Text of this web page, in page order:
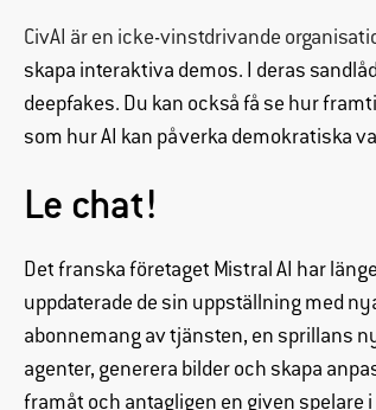
CivAI är en icke-vinstdrivande
skapa interaktiva demos. I deras
deepfakes. Du kan också få se hur
som hur AI kan påverka demokratiska
Le chat!
Det franska företaget Mistral AI har
uppdaterade de sin uppställning med
abonnemang av tjänsten, en sprillans
agenter, generera bilder och skapa
framåt och antagligen en given spelare i